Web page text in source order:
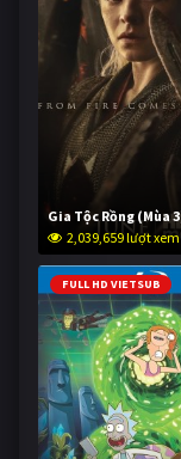
Gia Tộc Rồng (Mùa
2,039,659 lượt xem
FULL HD VIETSUB